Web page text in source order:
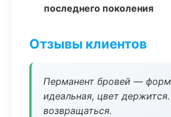
последнего поколения
Отзывы клиентов
Перманент бровей —
идеальная, цвет
возвращаться.